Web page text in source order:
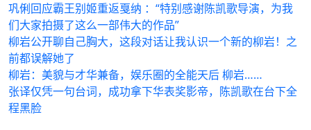
巩俐回应霸王别姬重返戛纳 ：“特别感谢陈凯歌导演，为我
们大家拍摄了这么一部伟大的作品”
柳岩公开聊自己胸大，这段对话让我认识一个新的柳岩！之
前都误解她了
柳岩：美貌与才华兼备，娱乐圈的全能天后 柳岩……
张译仅凭一句台词，成功拿下华表奖影帝，陈凯歌在台下全
程黑脸